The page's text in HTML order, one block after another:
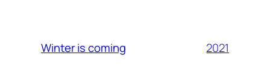
Winter is coming 2021